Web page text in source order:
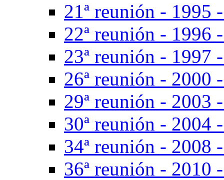
21ª reunión - 1995
22ª reunión - 1996
23ª reunión - 1997
26ª reunión - 2000
29ª reunión - 2003
30ª reunión - 2004
34ª reunión - 2008
36ª reunión - 2010